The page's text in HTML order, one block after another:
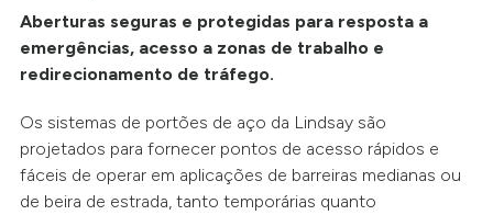
Aberturas seguras e protegidas para resposta a
emergências, acesso a zonas de trabalho e
redirecionamento de tráfego.
Os sistemas de portões de aço da Lindsay são
projetados para fornecer pontos de acesso rápidos e
fáceis de operar em aplicações de barreiras medianas ou
de beira de estrada, tanto temporárias quanto